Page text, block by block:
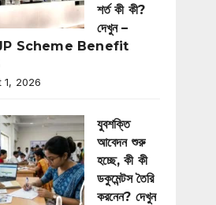
শর্ত কী কী?
দেখুন –
Scheme Benefit
1, 2026
যুবশক্তি
আবেদন শুরু
হচ্ছে, কী কী
ডকুমেন্টস তৈরি
করনেন? দেখুন